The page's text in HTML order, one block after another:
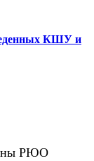
КШУ и
РЮО